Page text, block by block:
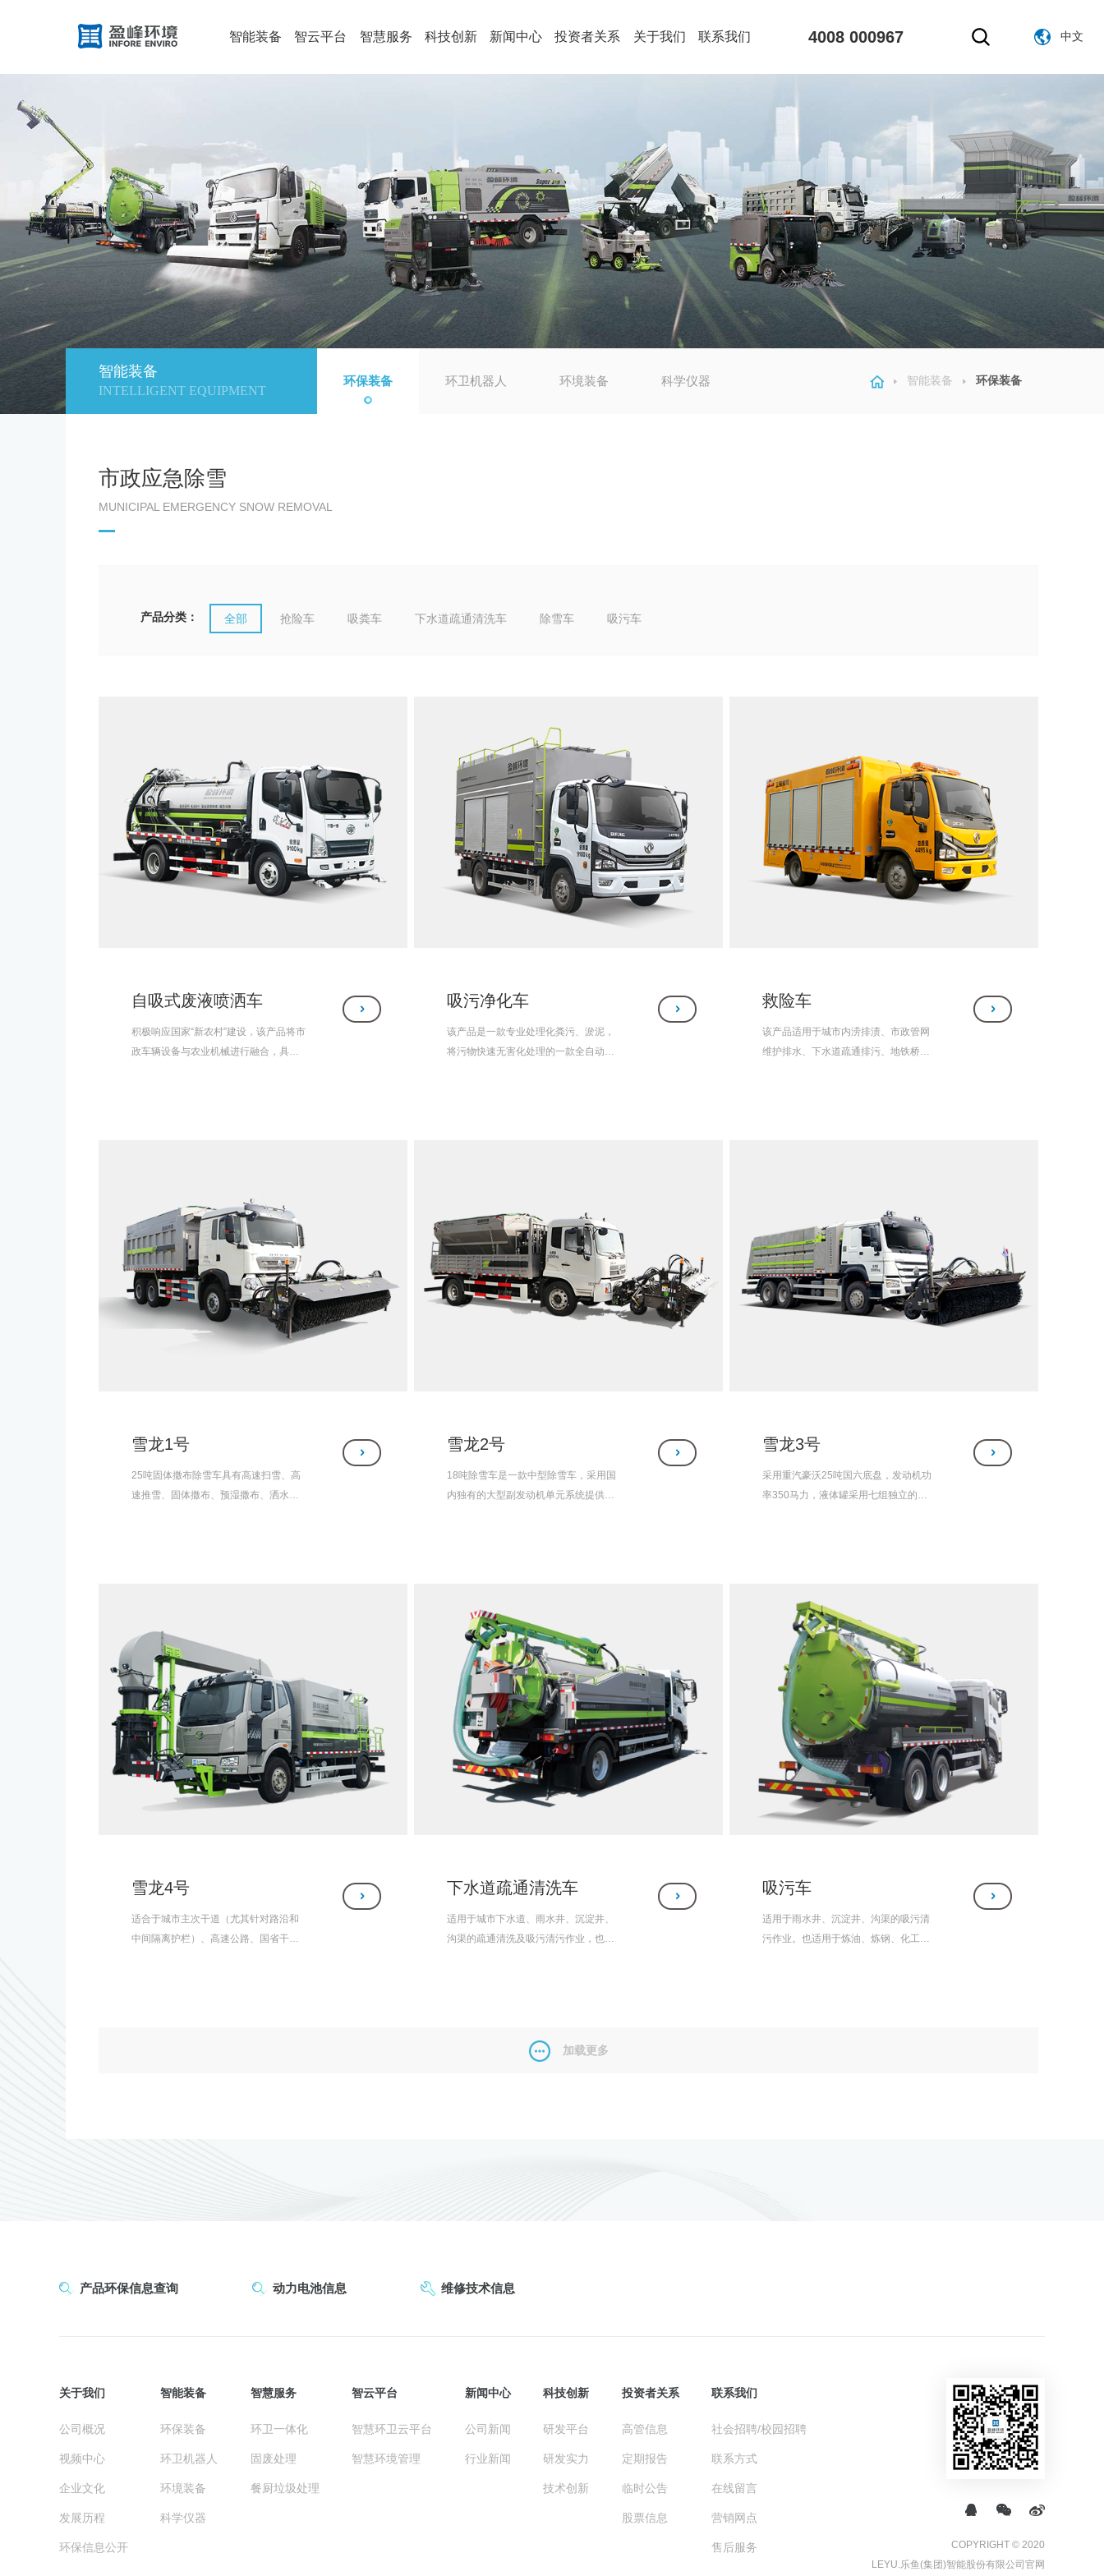
智能装备 智云平台 智慧服务 科技创新 新闻中心 投资者关系 关于我们 联系我们 4008 000967 中文
官网英文版
智能装备
INTELLIGENT EQUIPMENT
环保装备 环卫机器人 环境装备 科学仪器 智能装备 环保装备
市政应急除雪
MUNICIPAL EMERGENCY SNOW REMOVAL
产品分类： 全部 抢险车 吸粪车 下水道疏通清洗车 除雪车 吸污车
自吸式废液喷洒车
积极响应国家“新农村”建设，该产品将市
政车辆设备与农业机械进行融合，具备
吸污净化车
该产品是一款专业处理化粪污、淤泥，
将污物快速无害化处理的一款全自动化
救险车
该产品适用于城市内涝排渍、市政管网
维护排水、下水道疏通排污、地铁桥梁
雪龙1号
25吨固体撒布除雪车具有高速扫雪、高
速推雪、固体撒布、预湿撒布、洒水等
种推雪铲，还可加装清洗系统，多种配
置满足不同场景和不同客户的需求。
雪龙2号
18吨除雪车是一款中型除雪车，采用国
内独有的大型副发动机单元系统提供工
雪龙3号
采用重汽豪沃25吨国六底盘，发动机功
率350马力，液体罐采用七组独立的工
雪龙4号
适合于城市主次干道（尤其针对路沿和
中间隔离护栏）、高速公路、国省干线
下水道疏通清洗车
适用于城市下水道、雨水井、沉淀井、
沟渠的疏通清洗及吸污清污作业，也适
吸污车
适用于雨水井、沉淀井、沟渠的吸污清
污作业。也适用于炼油、炼钢、化工、
加载更多
产品环保信息查询 动力电池信息 维修技术信息
关于我们
公司概况
视频中心
企业文化
发展历程
环保信息公开
智能装备
环保装备
环卫机器人
环境装备
科学仪器
智慧服务
环卫一体化
固废处理
餐厨垃圾处理
智云平台
智慧环卫云平台
智慧环境管理
新闻中心
公司新闻
行业新闻
科技创新
研发平台
研发实力
技术创新
投资者关系
高管信息
定期报告
临时公告
股票信息
联系我们
社会招聘/校园招聘
联系方式
在线留言
营销网点
售后服务
COPYRIGHT © 2020
LEYU.乐鱼(集团)智能股份有限公司官网